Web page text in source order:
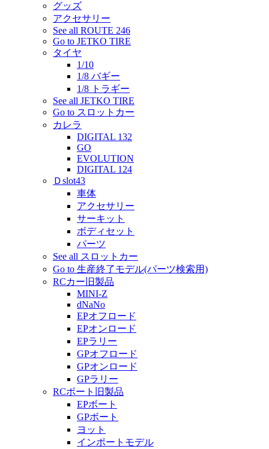
グッズ
アクセサリー
See all ROUTE 246
Go to JETKO TIRE
タイヤ
1/10
1/8 バギー
1/8 トラギー
See all JETKO TIRE
Go to スロットカー
カレラ
DIGITAL 132
GO
EVOLUTION
DIGITAL 124
Ｄslot43
車体
アクセサリー
サーキット
ボディセット
パーツ
See all スロットカー
Go to 生産終了モデル(パーツ検索用)
RCカー旧製品
MINI-Z
dNaNo
EPオフロード
EPオンロード
EPラリー
GPオフロード
GPオンロード
GPラリー
RCボート旧製品
EPボート
GPボート
ヨット
インポートモデル